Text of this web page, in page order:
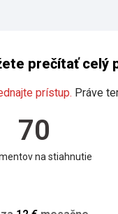
prečítať celý
prístup. Práve
na stiahnutie
70